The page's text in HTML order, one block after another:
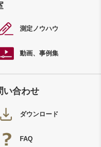
測定ノウハウ
動画、事例集
い合わせ
ダウンロード
FAQ